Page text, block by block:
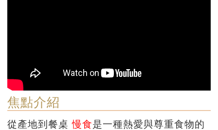
焦點介紹
從產地到餐桌慢食是一種熱愛與尊重食物的